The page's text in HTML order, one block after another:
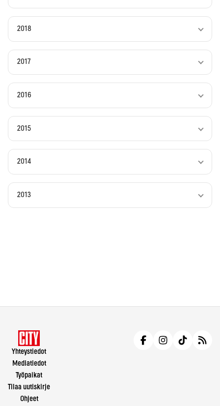
2018
2017
2016
2015
2014
2013
Yhteystiedot
Mediatiedot
Työpaikat
Tilaa uutiskirje
Ohjeet